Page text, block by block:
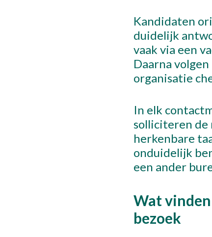
Kandidaten
duidelijk
vaak via een
Daarna
organisatie
In elk
solliciteren de
herkenbare
onduidelijk
een ander
Wat
bezoek